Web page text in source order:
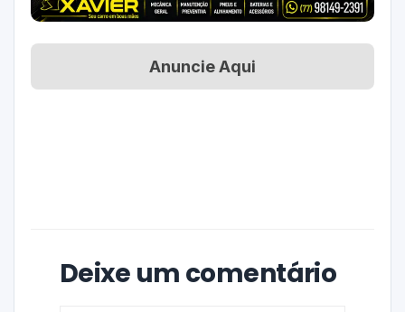
Anuncie Aqui
Deixe um comentário